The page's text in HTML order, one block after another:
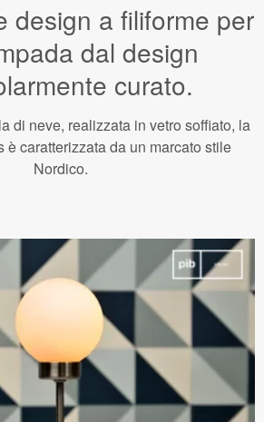
design a filiforme per
dal design
curato.
di neve, realizzata in vetro soffiato, la
è caratterizzata da un marcato stile
Nordico.